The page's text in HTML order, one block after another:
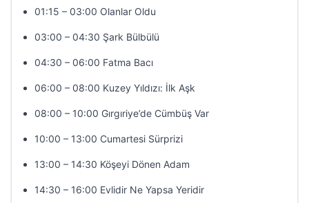
01:15 – 03:00 Olanlar Oldu
03:00 – 04:30 Şark Bülbülü
04:30 – 06:00 Fatma Bacı
06:00 – 08:00 Kuzey Yıldızı: İlk Aşk
08:00 – 10:00 Gırgıriye’de Cümbüş Var
10:00 – 13:00 Cumartesi Sürprizi
13:00 – 14:30 Köşeyi Dönen Adam
14:30 – 16:00 Evlidir Ne Yapsa Yeridir